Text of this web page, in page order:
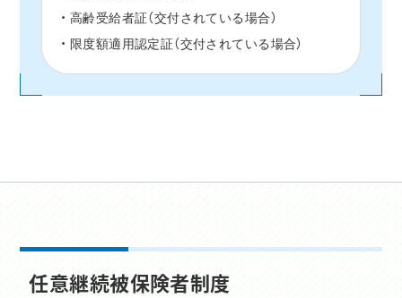
高齢受給者証（交付されている場合）
限度額適用認定証（交付されている場合）
任意継続被保険者制度